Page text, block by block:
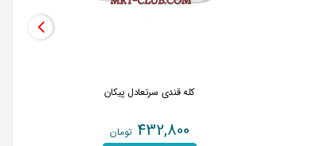
کله قندی سرتعادل پیکان
432,800 تومان